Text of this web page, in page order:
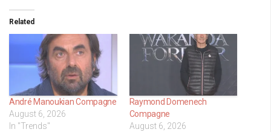
Related
André Manoukian Compagne
August 6, 2026
In "Trends"
Raymond Domenech
Compagne
August 6, 2026